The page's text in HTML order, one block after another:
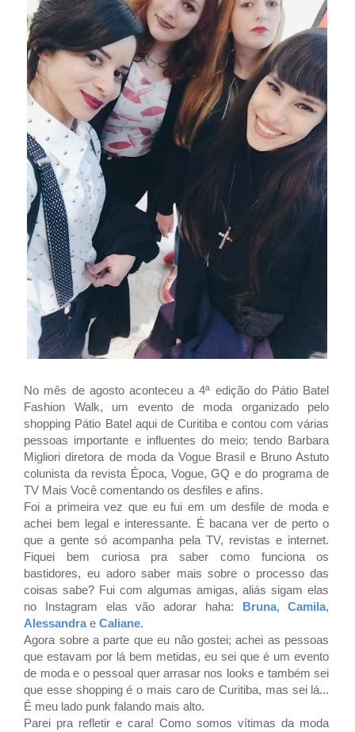
No mês de agosto aconteceu a 4ª edição do Pátio Batel
Fashion Walk, um evento de moda organizado pelo
shopping Pátio Batel aqui de Curitiba e contou com várias
pessoas importante e influentes do meio; tendo Barbara
Migliori diretora de moda da Vogue Brasil e Bruno Astuto
colunista da revista Época, Vogue, GQ e do programa de
TV Mais Você comentando os desfiles e afins.
Foi a primeira vez que eu fui em um desfile de moda e
achei bem legal e interessante. É bacana ver de perto o
que a gente só acompanha pela TV, revistas e internet.
Fiquei bem curiosa pra saber como funciona os
bastidores, eu adoro saber mais sobre o processo das
coisas sabe? Fui com algumas amigas, aliás sigam elas
no Instagram elas vão adorar haha: Bruna,Camila,
AlessandraeCaliane.
Agora sobre a parte que eu não gostei; achei as pessoas
que estavam por lá bem metidas, eu sei que é um evento
de moda e o pessoal quer arrasar nos looks e também sei
que esse shopping é o mais caro de Curitiba, mas sei lá...
É meu lado punk falando mais alto.
Parei pra refletir e cara! Como somos vítimas da moda